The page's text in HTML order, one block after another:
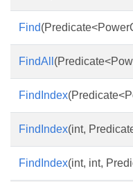
Find
FindAll
FindIndex
FindIndex(int,
FindIndex(int, int,